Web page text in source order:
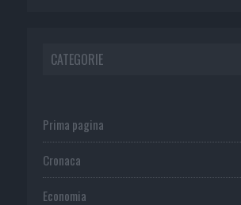
CATEGORIE
Prima pagina
Cronaca
Economia